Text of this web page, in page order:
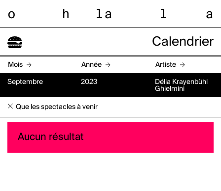
o h l a l a
Calendrier
Mois Année Artiste
Septembre 2023
Délia Krayenbühl
Ghielmini
Que les spectacles à venir
Aucun résultat